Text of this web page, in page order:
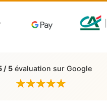
/ 5évaluation sur Google